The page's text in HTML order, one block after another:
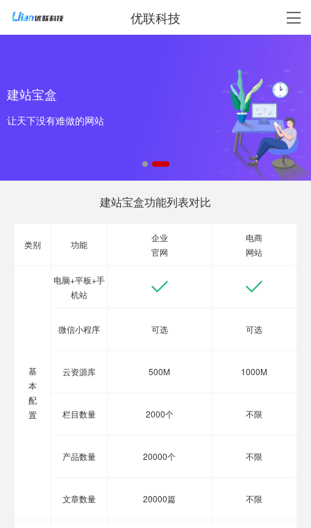
优联科技
建站宝盒
让天下没有难做的网站
建站宝盒功能列表对比
类别 功能
企业
官网
电商
网站
基
本
配
置
电脑+平板+手
机站
微信小程序 可选 可选
云资源库 500M 1000M
栏目数量 2000个 不限
产品数量 20000个 不限
文章数量 20000篇 不限